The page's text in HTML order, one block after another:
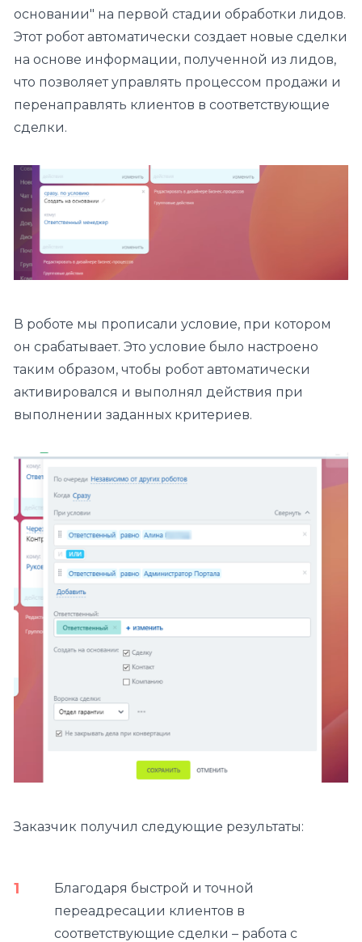
основании" на первой стадии обработки лидов.
Этот робот автоматически создает новые сделки
на основе информации, полученной из лидов,
что позволяет управлять процессом продажи и
перенаправлять клиентов в соответствующие
сделки.
В роботе мы прописали условие, при котором
он срабатывает. Это условие было настроено
таким образом, чтобы робот автоматически
активировался и выполнял действия при
выполнении заданных критериев.
Заказчик получил следующие результаты:
Благодаря быстрой и точной
переадресации клиентов в
соответствующие сделки – работа с